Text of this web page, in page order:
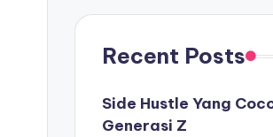
Recent Posts
Side Hustle Yang
Generasi Z